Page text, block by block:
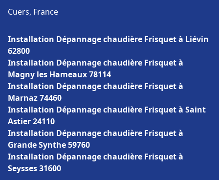
Cuers, France
Installation Dépannage chaudière Frisquet à Liévin
62800
Installation Dépannage chaudière Frisquet à
Magny les Hameaux 78114
Installation Dépannage chaudière Frisquet à
Marnaz 74460
Installation Dépannage chaudière Frisquet à Saint
Astier 24110
Installation Dépannage chaudière Frisquet à
Grande Synthe 59760
Installation Dépannage chaudière Frisquet à
Seysses 31600